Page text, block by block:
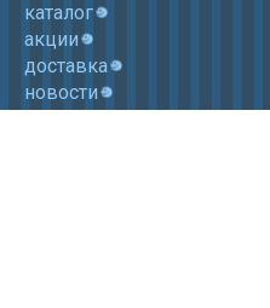
каталог
акции
доставка
новости